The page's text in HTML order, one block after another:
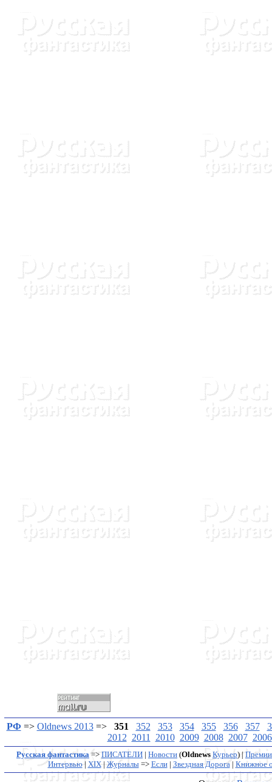
РФ => Oldnews 2013=> 351 352 353 354 355 356 357
2012 2011 2010 2009 2008 2007 2006
Русская фантастика=> ПИСАТЕЛИ | Новости (Oldnews Курьер) |
Интервью| XIX| Журналы=> Если| Звездная Дорога| Книжное